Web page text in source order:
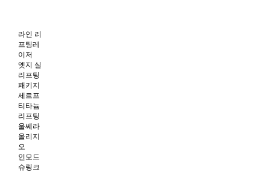
라인 리
프팅레
이저
엣지 실
리프팅
패키지
세르프
티타늄
리프팅
울쎄라
올리지
오
인모드
슈링크